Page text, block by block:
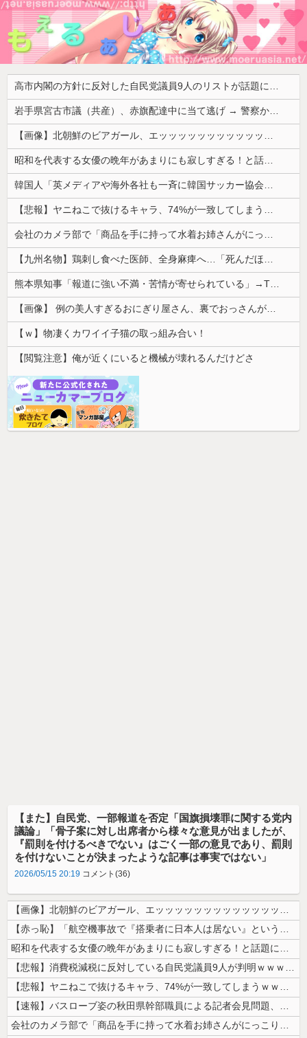
高市内閣の方針に反対した自民党議員9人のリストが話題に、「岩屋はどこへ行った？」との指摘もあるが……
岩手県宮古市議（共産）、赤旗配達中に当て逃げ → 警察から連絡が来て宮古署を訪れ事情聴取
【画像】北朝鮮のビアガール、エッッッッッッッッッッッッッッッッッ！
昭和を代表する女優の晩年があまりにも寂しすぎる！と話題に、自身の子供を餓死する寸前までネグレクトした挙句……
韓国人「英メディアや海外各社も一斉に韓国サッカー協会を巡る過去の不祥事を報道！」→「国際的な信用失墜の危機‥」
【悲報】ヤニねこで抜けるキャラ、74%が一致してしまうｗｗｗｗｗ
会社のカメラ部で「商品を手に持って水着お姉さんがにっこり」を撮影、だがお姉さんは素人アルバイトで親バレした結果……
【九州名物】鶏刺し食べた医師、全身麻痺へ…「死んだほうが良かったと思っていた」
熊本県知事「報道に強い不満・苦情が寄せられている」→TBSの報道特集がまさにそれな件
【画像】 例の美人すぎるおにぎり屋さん、裏でおっさんが握っていたｗｗｗｗｗｗｗｗｗｗｗｗｗｗｗｗｗ
【ｗ】物凄くカワイイ子猫の取っ組み合い！
【閲覧注意】俺が近くにいると機械が壊れるんだけどさ
【また】自民党、一部報道を否定「国旗損壊罪に関する党内
議論」「骨子案に対し出席者から様々な意見が出ましたが、
『罰則を付けるべきでない』はごく一部の意見であり、罰則
を付けないことが決まったような記事は事実ではない」
2026/05/15 20:19 コメント(36)
【画像】北朝鮮のビアガール、エッッッッッッッッッッッッッッッッッ！
【赤っ恥】「航空機事故で『搭乗者に日本人は居ない』という発表は嫌い。人...
昭和を代表する女優の晩年があまりにも寂しすぎる！と話題に、自身の子供を...
【悲報】消費税減税に反対している自民党議員9人が判明ｗｗｗｗｗｗ
【悲報】ヤニねこで抜けるキャラ、74%が一致してしまうｗｗｗｗｗ
【速報】バスローブ姿の秋田県幹部職員による記者会見問題、ラブホテルから...
会社のカメラ部で「商品を手に持って水着お姉さんがにっこり」を撮影、だが...